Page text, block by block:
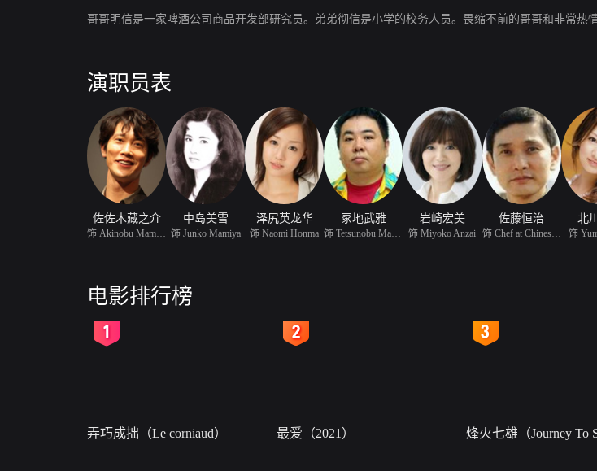
哥哥明信是一家啤酒公司商品开发部研究员。弟弟彻信是小学的校务人员。畏缩不前的哥哥和非常热
演职员表
佐佐木藏之介 中岛美雪
饰 Junko Mamiya
泽尻英龙华
饰 Naomi Honma
冢地武雅 岩崎宏美
饰 Miyoko Anzai
佐藤恒治
饰 Chef at Chinese Rest
北
饰
电影排行榜
弄巧成拙（Le corniaud） 最爱（2021） 烽火七雄（Journey To